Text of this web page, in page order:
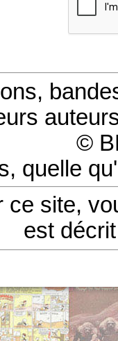
©
quelle
ce site,
est